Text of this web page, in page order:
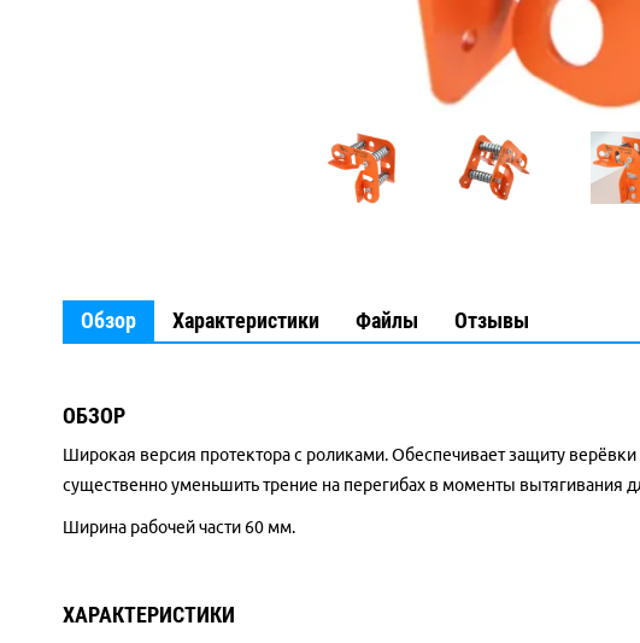
Обзор Характеристики Файлы Отзывы
ОБЗОР
Широкая версия протектора с роликами. Обеспечивает защиту
существенно уменьшить трение на перегибах в моменты вытягивания
Ширина рабочей части 60 мм.
ХАРАКТЕРИСТИКИ